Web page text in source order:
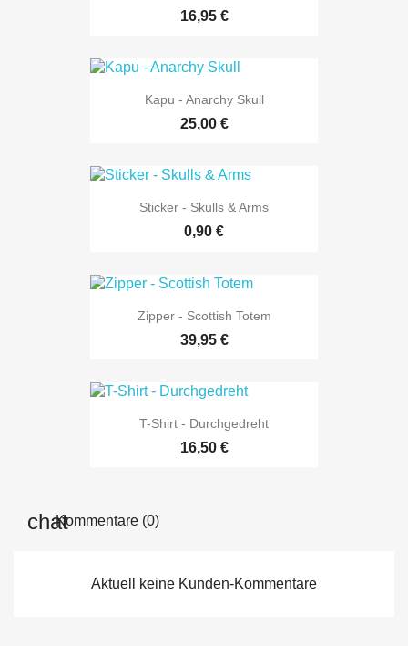
16,95 €
Kapu - Anarchy Skull
25,00 €
Sticker - Skulls & Arms
0,90 €
Zipper - Scottish Totem
39,95 €
T-Shirt - Durchgedreht
16,50 €
Kommentare (0)
Aktuell keine Kunden-Kommentare